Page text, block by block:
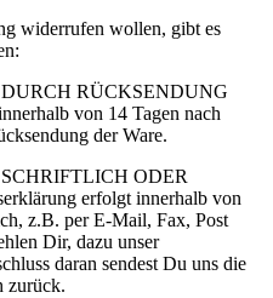
widerrufen wollen, gibt es
RÜCKSENDUNG
von 14 Tagen nach
der Ware.
ODER
erfolgt innerhalb von
z.B. per E-Mail, Fax, Post
Dir, dazu unser
daran sendest Du uns die
zurück.